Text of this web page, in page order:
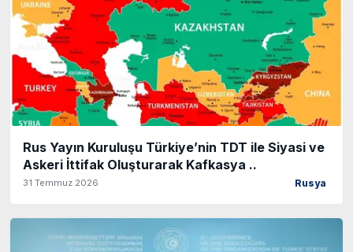
Rus Yayın Kuruluşu Türkiye’nin TDT ile Siyasi ve
Askeri İttifak Oluşturarak Kafkasya ..
31 Temmuz 2026 Rusya